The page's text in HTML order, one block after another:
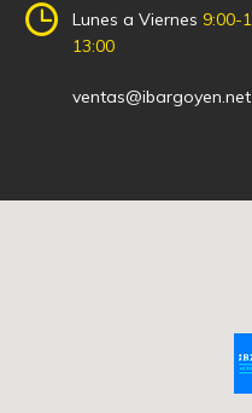
Lunes a Viernes 9:00-
13:00
ventas@ibargoyen.net